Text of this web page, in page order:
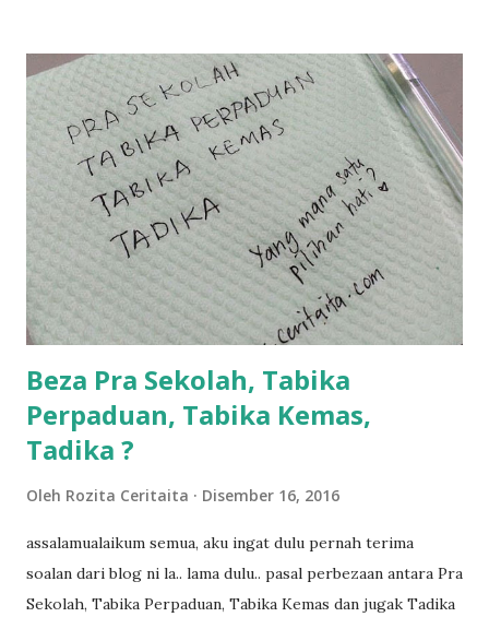
balik keja aku ajak la shah singgah Giant beli barang
sikit...dalam perjalanan dari dalam kereta tu biasalah kan
kami memang akan pimpin anak-anak jalan sampai masuk
dalam... dan kebiasanya bagi anak 4 macam kami ni bahagi-
bahagi lah siapa nak pimpin siapa... dan biasanya aku akan
dukung adik hadi sambil pimpin kakak husna... yang abg
ngah dengan abg long terserah pada shah la pulak.. tapi
kalau ikut anak-anak semua nak ummi pimpin... ajer rebeh
ba...
Beza Pra Sekolah, Tabika
Perpaduan, Tabika Kemas,
Tadika ?
Oleh Rozita Ceritaita Disember 16, 2016
assalamualaikum semua, aku ingat dulu pernah terima
soalan dari blog ni la.. lama dulu.. pasal perbezaan antara Pra
Sekolah, Tabika Perpaduan, Tabika Kemas dan jugak Tadika